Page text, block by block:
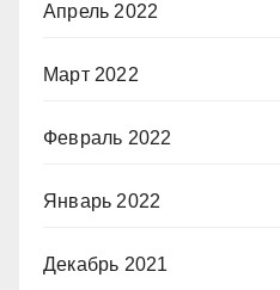
Апрель 2022
Март 2022
Февраль 2022
Январь 2022
Декабрь 2021